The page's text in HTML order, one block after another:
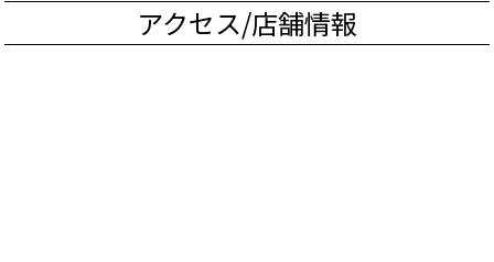
アクセス/店舗情報